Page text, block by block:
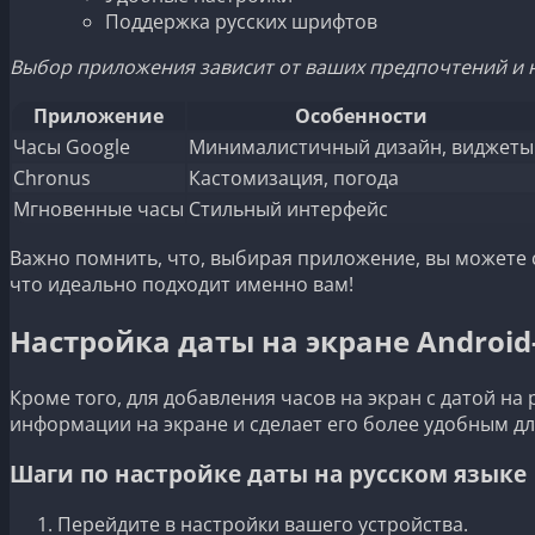
Поддержка русских шрифтов
Выбор приложения зависит от ваших предпочтений и
Приложение
Особенности
Часы Google
Минималистичный дизайн, виджеты
Chronus
Кастомизация, погода
Мгновенные часы Стильный интерфейс
Важно помнить, что, выбирая приложение, вы можете
что идеально подходит именно вам!
Настройка даты на экране
Кроме того, для добавления часов на экран с датой
информации на экране и сделает его более удобным
Шаги по настройке даты на русском языке
Перейдите в настройки вашего устройства.